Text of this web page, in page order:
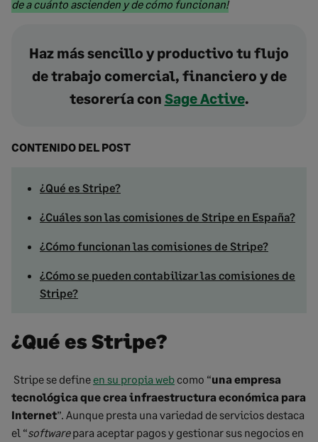
text
de a cuánto ascienden y de cómo funcionan!Marked
Haz más sencillo y productivo tu flujo
de trabajo comercial, financiero y de
tesorería con Sage Active.
CONTENIDO DEL POST
¿Qué es Stripe?
¿Cuáles son las comisiones de Stripe en España?
¿Cómo funcionan las comisiones de Stripe?
¿Cómo se pueden contabilizar las comisiones de
Stripe?
¿Qué es Stripe?
Stripe se define en su propia web como “una empresa
tecnológica que crea infraestructura económica para
Internet”. Aunque presta una variedad de servicios destaca
el “softwarepara aceptar pagos y gestionar sus negocios en